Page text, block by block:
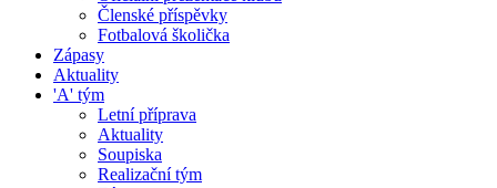
Členské příspěvky
Fotbalová školička
Zápasy
Aktuality
'A' tým
Letní příprava
Aktuality
Soupiska
Realizační tým